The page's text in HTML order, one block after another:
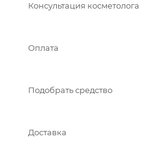
Консультация косметолога
Оплата
Подобрать средство
Доставка